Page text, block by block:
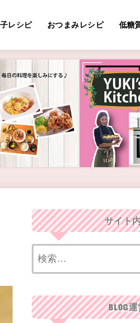
レシピ おつまみレシピ 低糖
サイト
BLOG